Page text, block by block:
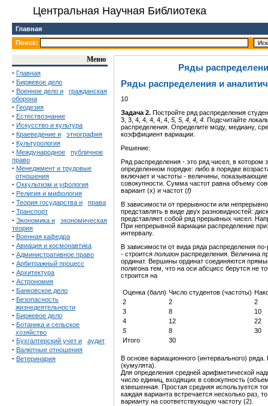
Центральная Научная Библиотека
Главная
Поиск:
Меню
· Главная
· Биржевое дело
· Военное дело и
гражданская
оборона
· Геодезия
· Естествознание
· Искусство и культура
· Краеведение и этнография
· Культурология
· Международное
публичное
право
· Менеджмент и трудовые
отношения
· Оккультизм и уфология
· Религия и мифология
· Теория государства и права
· Транспорт
· Экономика и
экономическая
теория
· Военная кафедра
· Авиация и космонавтика
· Административное право
· Арбитражный процесс
· Архитектура
· Астрономия
· Банковское дело
· Безопасность
жизнедеятельности
· Биржевое дело
· Ботаника и сельское
хозяйство
· Бухгалтерский учет и аудит
· Валютные отношения
· Ветеринария
Ряды
Ряды распределения и
10
Задача 2. Постройте ряд распределения
3, 3, 4, 4, 4, 4, 4, 5, 5, 4, 4, 4. Подсчитайте
распределения. Определите моду, медиану,
коэффициент вариации.
Решение:
Ряд распределения - это ряд чисел, в котором
определенном порядке: либо в порядке
включает и частоты - величины, показывающие
совокупности. Сумма частот равна объему
вариант (х) и частот (f)
В зависимости от прерывности или
представлять в виде двух разновидностей:
представляет собой ряд прерывных чисел.
При непрерывной вариации распределение
интервалу.
В зависимости от вида ряда распределения
- строится полигон распределения. Величина
ординат. Вершины ординат соединяются
полигона тем, что на оси абсцисс берутся не
строится на
Оценка (балл) Число студентов (частоты)
2
2
2
3
8
10
4
12
22
5
8
30
Итого
30
В основе вариационного (интервального)
(кумулята).
Для определения средней арифметической
число единиц, входящих в совокупность
взвешенная. Простая средняя используется
каждая варианта встречается несколько раз,
варианту на соответствующую частоту (2).